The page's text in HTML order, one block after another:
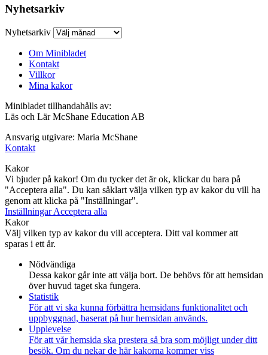
Nyhetsarkiv
Nyhetsarkiv
Om Minibladet
Kontakt
Villkor
Mina kakor
Minibladet tillhandahålls av:
Läs och Lär McShane Education AB
Ansvarig utgivare: Maria McShane
Kontakt
Kakor
Vi bjuder på kakor! Om du tycker det är ok, klickar du bara på
"Acceptera alla". Du kan såklart välja vilken typ av kakor du vill ha
genom att klicka på "Inställningar".
InställningarAcceptera alla
Kakor
Välj vilken typ av kakor du vill acceptera. Ditt val kommer att
sparas i ett år.
Nödvändiga
Dessa kakor går inte att välja bort. De behövs för att hemsidan
över huvud taget ska fungera.
Statistik
För att vi ska kunna förbättra hemsidans funktionalitet och
uppbyggnad, baserat på hur hemsidan används.
Upplevelse
För att vår hemsida ska prestera så bra som möjligt under ditt
besök. Om du nekar de här kakorna kommer viss